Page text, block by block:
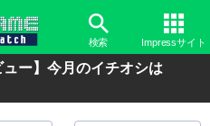
検索 Impressサイト
ー】今月のイチオシは